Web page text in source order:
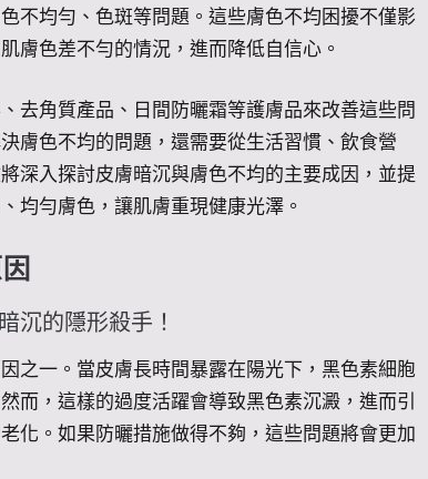
不均勻、色斑等問題。這些膚色不均困擾不僅影
膚色差不勻的情況，進而降低自信心。
去角質產品、日間防曬霜等護膚品來改善這些問
膚色不均的問題，還需要從生活習慣、飲食營
深入探討皮膚暗沉與膚色不均的主要成因，並提
均勻膚色，讓肌膚重現健康光澤。
沉的隱形殺手！
之一。當皮膚長時間暴露在陽光下，黑色素細胞
而，這樣的過度活躍會導致黑色素沉澱，進而引
化。如果防曬措施做得不夠，這些問題將會更加